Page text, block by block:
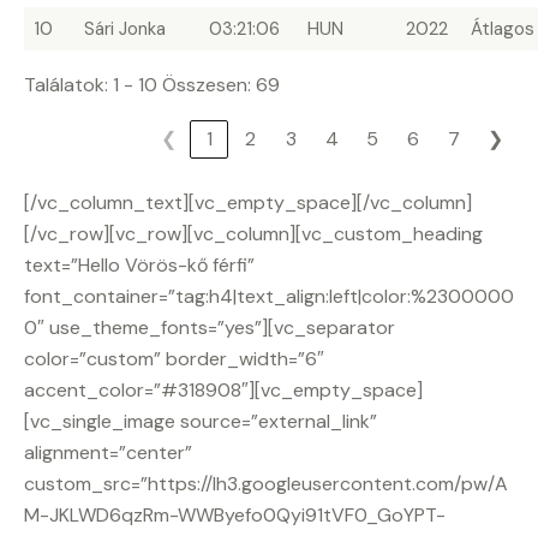
10
Sári Jonka 03:21:06 HUN 2022 Átlagos
Találatok: 1 - 10 Összesen: 69
❮ 1 2 3 4 5 6 7 ❯
[/vc_column_text][vc_empty_space][/vc_column]
[/vc_row][vc_row][vc_column][vc_custom_heading
text=”Hello Vörös-kő férfi”
font_container=”tag:h4|text_align:left|color:%2300000
0″ use_theme_fonts=”yes”][vc_separator
color=”custom” border_width=”6″
accent_color=”#318908″][vc_empty_space]
[vc_single_image source=”external_link”
alignment=”center”
custom_src=”https://lh3.googleusercontent.com/pw/A
M-JKLWD6qzRm-WWByefo0Qyi91tVF0_GoYPT-